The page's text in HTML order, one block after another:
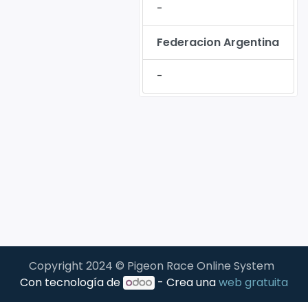
-
Federacion Argentina
-
Copyright 2024 © Pigeon Race Online System
Con tecnología de
- Crea unaweb gratuita